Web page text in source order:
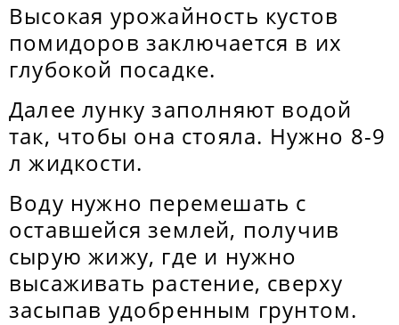
Высокая урожайность кустов
помидоров заключается в их
глубокой посадке.
Далее лунку заполняют водой
так, чтобы она стояла. Нужно 8-9
л жидкости.
Воду нужно перемешать с
оставшейся землей, получив
сырую жижу, где и нужно
высаживать растение, сверху
засыпав удобренным грунтом.